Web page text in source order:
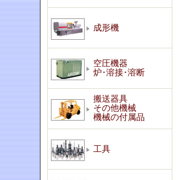
成形機
空圧機器
炉･溶接･溶断
搬送器具
その他機械
機械の付属品
工具